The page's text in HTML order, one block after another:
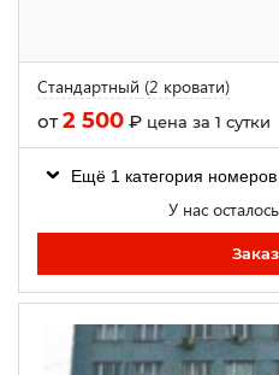
Стандартный (2 кровати)
от2 500 ₽ цена за 1 сутки
Ещё 1 категория номеров
У нас